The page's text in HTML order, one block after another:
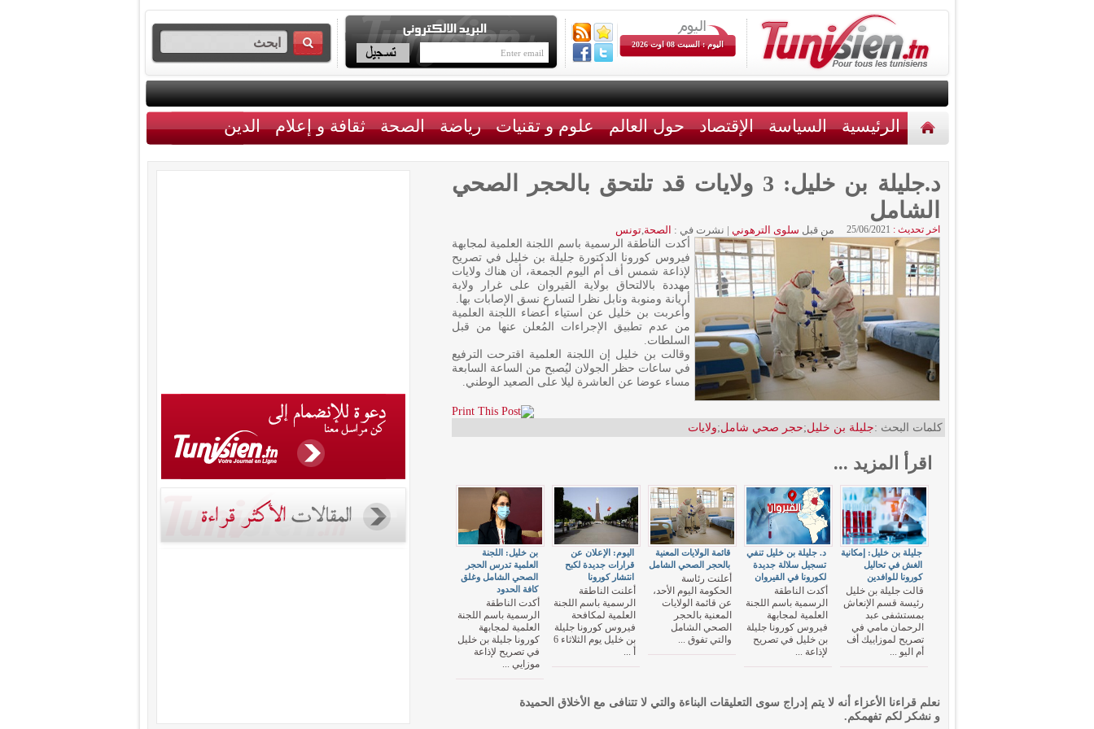
اليوم : السبت 08 اوت 2026
الرئيسية السياسة الإقتصاد حول العالم علوم و تقنيات رياضة الصحة ثقافة و إعلام الدين
د.جليلة بن خليل: 3 ولايات قد تلتحق بالحجر الصحي
الشامل
اخر تحديث : من قبل سلوى الترهوني | نشرت في : الصحة,تونس
أكدت الناطقة الرسمية باسم اللجنة العلمية لمجابهة
فيروس كورونا الدكتورة جليلة بن خليل في تصريح
لإذاعة شمس أف أم اليوم الجمعة، أن هناك ولايات
مهددة بالالتحاق بولاية القيروان على غرار ولاية
أريانة ومنوبة ونابل نظرا لتسارع نسق الإصابات بها.
وأعربت بن خليل عن استياء أعضاء اللجنة العلمية
من عدم تطبيق الإجراءات المُعلن عنها من قبل
السلطات.
وقالت بن خليل إن اللجنة العلمية اقترحت الترفيع
في ساعات حظر الجولان ليُصبح من الساعة السابعة
مساء عوضا عن العاشرة ليلا على الصعيد الوطني.
كلمات البحث :جليلة بن خليل;حجر صحي شامل;ولايات
اقرأ المزيد ...
بن خليل: اللجنة
العلمية تدرس الحجر
الصحي الشامل وغلق
كافة الحدود
أكدت الناطقة
الرسمية باسم اللجنة
العلمية لمجابهة
كورونا جليلة بن خليل
في تصريح لإذاعة
موزايي ...
اليوم: الإعلان عن
قرارات جديدة لكبح
انتشار كورونا
أعلنت الناطقة
الرسمية باسم اللجنة
العلمية لمكافحة
فيروس كورونا جليلة
بن خليل يوم الثلاثاء 6
أ ...
قائمة الولايات المعنية
بالحجر الصحي الشامل
أعلنت رئاسة
الحكومة اليوم الأحد،
عن قائمة الولايات
المعنية بالحجر
الصحي الشامل
والتي تفوق ...
د. جليلة بن خليل تنفي
تسجيل سلالة جديدة
لكورونا في القيروان
أكدت الناطقة
الرسمية باسم اللجنة
العلمية لمجابهة
فيروس كورونا جليلة
بن خليل في تصريح
لإذاعة ...
جليلة بن خليل: إمكانية
الغش في تحاليل
كورونا للوافدين
قالت جليلة بن خليل
رئيسة قسم الإنعاش
بمستشفى عبد
الرحمان مامي في
تصريح لموزاييك أف
أم اليو ...
نعلم قراءنا الأعزاء أنه لا يتم إدراج سوى التعليقات البناءة والتي لا تتنافى مع الأخلاق الحميدة
و نشكر لكم تفهمكم.